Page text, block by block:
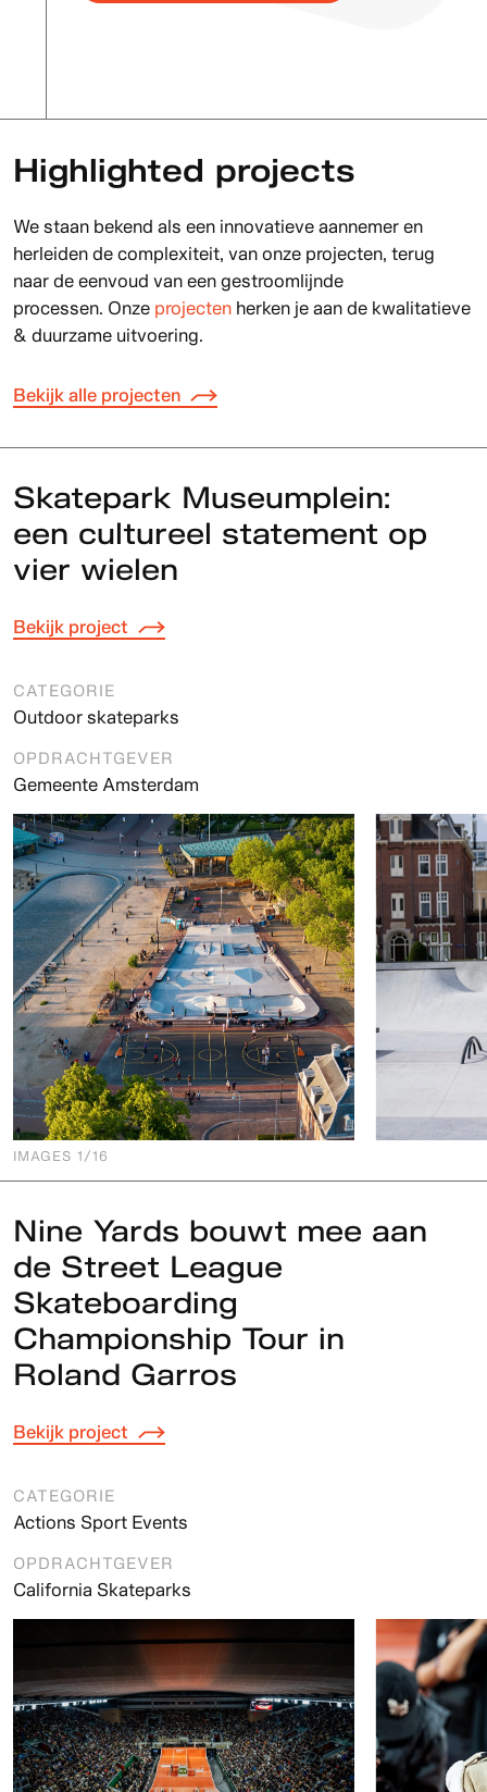
Highlighted projects
We staan bekend als een innovatieve aannemer en
herleiden de complexiteit, van onze projecten, terug
naar de eenvoud van een gestroomlijnde
processen. Onze projecten herken je aan de kwalitatieve
& duurzame uitvoering.
Bekijk alle projecten
Skatepark Museumplein:
een cultureel statement op
vier wielen
Bekijk project
CATEGORIE
Outdoor skateparks
OPDRACHTGEVER
Gemeente Amsterdam
IMAGES 1 /16
Nine Yards bouwt mee aan
de Street League
Skateboarding
Championship Tour in
Roland Garros
Bekijk project
CATEGORIE
Actions Sport Events
OPDRACHTGEVER
California Skateparks